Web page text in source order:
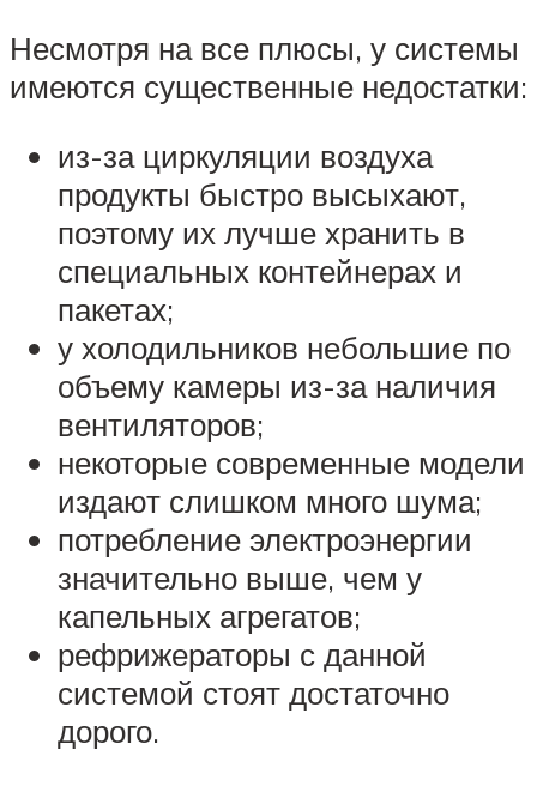
Несмотря на все плюсы, у системы
имеются существенные недостатки:
из-за циркуляции воздуха
продукты быстро высыхают,
поэтому их лучше хранить в
специальных контейнерах и
пакетах;
у холодильников небольшие по
объему камеры из-за наличия
вентиляторов;
некоторые современные модели
издают слишком много шума;
потребление электроэнергии
значительно выше, чем у
капельных агрегатов;
рефрижераторы с данной
системой стоят достаточно
дорого.